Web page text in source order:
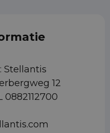
Stellantis
12
0882112700